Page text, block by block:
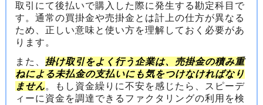
取引にて後払いで購入した際に発生する勘定科目で
す。通常の買掛金や売掛金とは計上の仕方が異なる
ため、正しい意味と使い方を理解しておく必要があ
ります。
また、 掛け取引をよく行う企業は、売掛金の積み重
ねによる未払金の支払いにも気をつけなければなり
ません。もし資金繰りに不安を感じたら、スピーデ
ィーに資金を調達できるファクタリングの利用を検